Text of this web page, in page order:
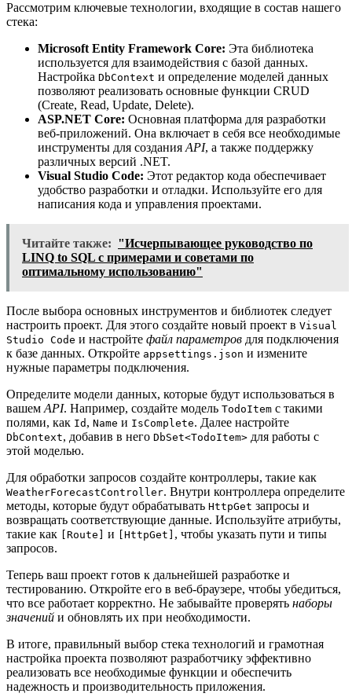
Рассмотрим ключевые технологии, входящие в состав нашего
стека:
Microsoft Entity Framework Core: Эта библиотека
используется для взаимодействия с базой данных.
Настройка DbContext и определение моделей данных
позволяют реализовать основные функции CRUD
(Create, Read, Update, Delete).
ASP.NET Core: Основная платформа для разработки
веб-приложений. Она включает в себя все необходимые
инструменты для создания API, а также поддержку
различных версий .NET.
Visual Studio Code: Этот редактор кода обеспечивает
удобство разработки и отладки. Используйте его для
написания кода и управления проектами.
Читайте также: "Исчерпывающее руководство по
LINQ to SQL с примерами и советами по
оптимальному использованию"
После выбора основных инструментов и библиотек следует
настроить проект. Для этого создайте новый проект в Visual
Studio Code и настройте файл параметров для подключения
к базе данных. Откройте appsettings.json и измените
нужные параметры подключения.
Определите модели данных, которые будут использоваться в
вашем API. Например, создайте модель TodoItem с такими
полями, как Id , Name и IsComplete. Далее настройте
DbContext, добавив в него DbSet<TodoItem> для работы с
этой моделью.
Для обработки запросов создайте контроллеры, такие как
WeatherForecastController. Внутри контроллера определите
методы, которые будут обрабатывать HttpGet запросы и
возвращать соответствующие данные. Используйте атрибуты,
такие как
[Route] и [HttpGet] , чтобы указать пути и типы
запросов.
Теперь ваш проект готов к дальнейшей разработке и
тестированию. Откройте его в веб-браузере, чтобы убедиться,
что все работает корректно. Не забывайте проверять наборы
значений и обновлять их при необходимости.
В итоге, правильный выбор стека технологий и грамотная
настройка проекта позволяют разработчику эффективно
реализовать все необходимые функции и обеспечить
надежность и производительность приложения.